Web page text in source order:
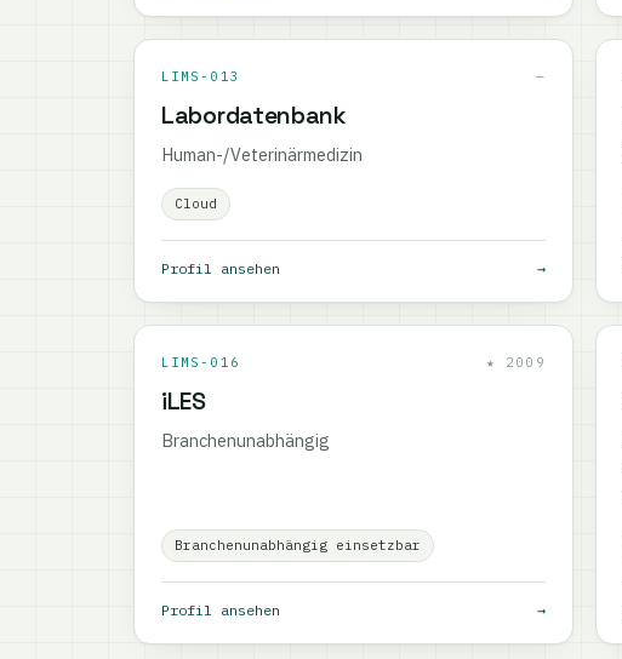
LIMS-013 —
Labordatenbank
Human-/Veterinärmedizin
Cloud
Profil ansehen →
LIMS-016 ★ 2009
iLES
Branchenunabhängig
Branchenunabhängig einsetzbar
Profil ansehen →